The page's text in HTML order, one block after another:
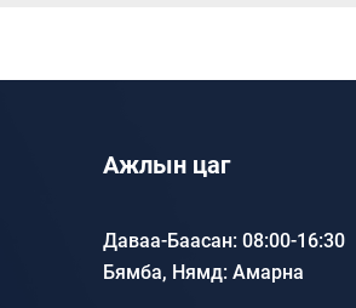
Ажлын цаг
Даваа-Баасан:
Бямба, Нямд: Амарна